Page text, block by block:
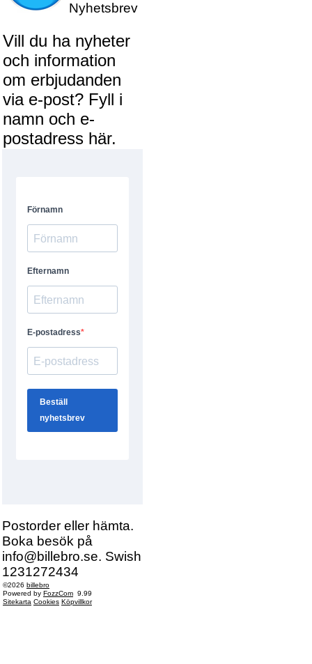
Nyhetsbrev
Vill du ha nyheter
och information
om erbjudanden
via e-post? Fyll i
namn och e-
postadress här.
Postorder eller hämta.
Boka besök på
info@billebro.se. Swish
1231272434
©2026 billebro
Powered by FozzCom 9.99
Sitekarta Cookies Köpvillkor